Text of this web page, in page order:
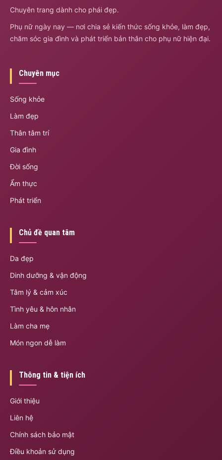
Chuyên trang dành cho phái đẹp.
Phụ nữ ngày nay — nơi chia sẻ kiến thức sống khỏe, làm đẹp,
chăm sóc gia đình và phát triển bản thân cho phụ nữ hiện đại.
Chuyên mục
Sống khỏe
Làm đẹp
Thân tâm trí
Gia đình
Đời sống
Ẩm thực
Phát triển
Chủ đề quan tâm
Da đẹp
Dinh dưỡng & vận động
Tâm lý & cảm xúc
Tình yêu & hôn nhân
Làm cha mẹ
Món ngon dễ làm
Thông tin & tiện ích
Giới thiệu
Liên hệ
Chính sách bảo mật
Điều khoản sử dụng